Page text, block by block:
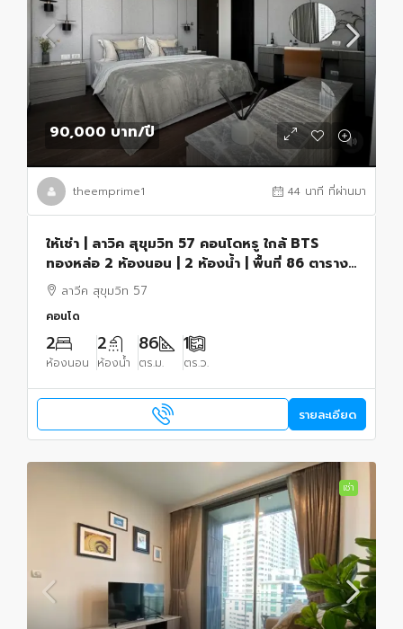
90,000 บาท/ปี
theemprime1 44 นาที ที่ผ่านมา
ให้เช่า | ลาวิค สุขุมวิท 57 คอนโดหรู ใกล้ BTS
ทองหล่อ 2 ห้องนอน | 2 ห้องน้ำ | พื้นที่ 86 ตาราง
เมตรลาวีค สุขุมวิท 57
คอนโด
2
ห้องนอน
2
ห้องน้ำ
86
ตร.ม.
1
ตร.ว.
รายละเอียด
เช่า